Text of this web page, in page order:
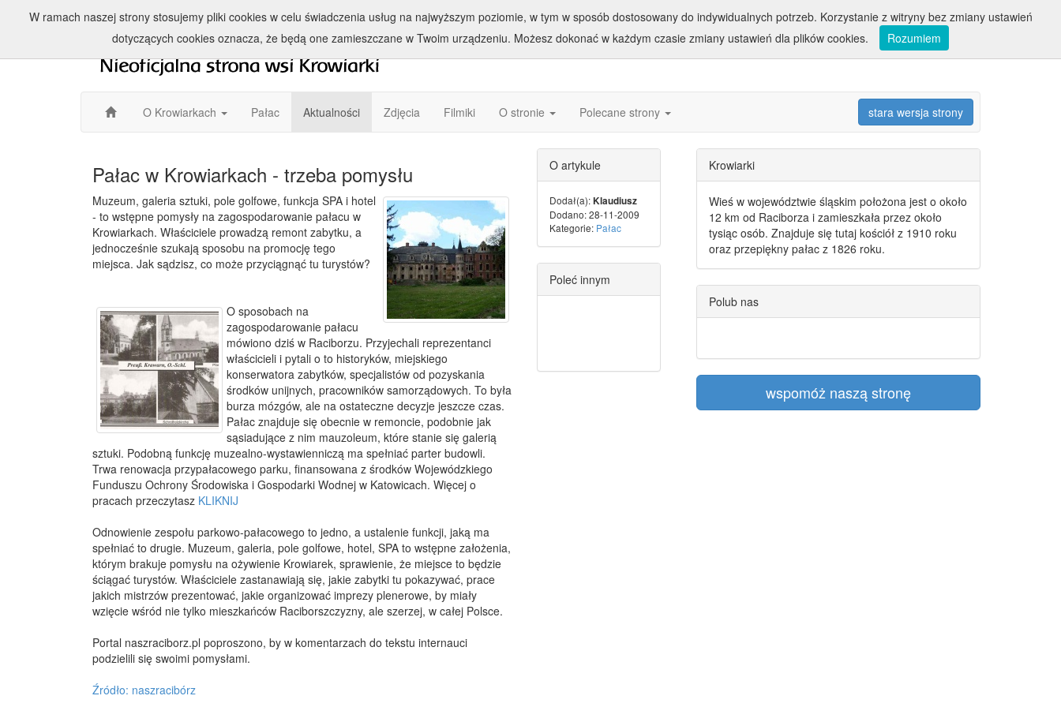
O Krowiarkach Pałac Aktualności Zdjęcia Filmiki O stronie Polecane strony stara wersja strony
Pałac w Krowiarkach - trzeba pomysłu
Muzeum, galeria sztuki, pole golfowe, funkcja SPA i hotel
- to wstępne pomysły na zagospodarowanie pałacu w
Krowiarkach. Właściciele prowadzą remont zabytku, a
jednocześnie szukają sposobu na promocję tego
miejsca. Jak sądzisz, co może przyciągnąć tu turystów?
O sposobach na
zagospodarowanie pałacu
mówiono dziś w Raciborzu. Przyjechali reprezentanci
właścicieli i pytali o to historyków, miejskiego
konserwatora zabytków, specjalistów od pozyskania
środków unijnych, pracowników samorządowych. To była
burza mózgów, ale na ostateczne decyzje jeszcze czas.
Pałac znajduje się obecnie w remoncie, podobnie jak
sąsiadujące z nim mauzoleum, które stanie się galerią
sztuki. Podobną funkcję muzealno-wystawienniczą ma spełniać parter budowli.
Trwa renowacja przypałacowego parku, finansowana z środków Wojewódzkiego
Funduszu Ochrony Środowiska i Gospodarki Wodnej w Katowicach. Więcej o
pracach przeczytasz KLIKNIJ
Odnowienie zespołu parkowo-pałacowego to jedno, a ustalenie funkcji, jaką ma
spełniać to drugie. Muzeum, galeria, pole golfowe, hotel, SPA to wstępne założenia,
którym brakuje pomysłu na ożywienie Krowiarek, sprawienie, że miejsce to będzie
ściągać turystów. Właściciele zastanawiają się, jakie zabytki tu pokazywać, prace
jakich mistrzów prezentować, jakie organizować imprezy plenerowe, by miały
wzięcie wśród nie tylko mieszkańców Raciborszczyzny, ale szerzej, w całej Polsce.
Portal naszraciborz.pl poproszono, by w komentarzach do tekstu internauci
podzielili się swoimi pomysłami.
Źródło: naszracibórz
O artykule
Dodał(a):Klaudiusz
Dodano: 28-11-2009
Kategorie: Pałac
Poleć innym
Krowiarki
Wieś w województwie śląskim położona jest o około
12 km od Raciborza i zamieszkała przez około
tysiąc osób. Znajduje się tutaj kościół z 1910 roku
oraz przepiękny pałac z 1826 roku.
Polub nas
wspomóż naszą stronę
W ramach naszej strony stosujemy pliki cookies w celu świadczenia usług na najwyższym poziomie, w tym w sposób dostosowany do indywidualnych potrzeb. Korzystanie z witryny bez zmiany ustawień
dotyczących cookies oznacza, że będą one zamieszczane w Twoim urządzeniu. Możesz dokonać w każdym czasie zmiany ustawień dla plików cookies.
Rozumiem